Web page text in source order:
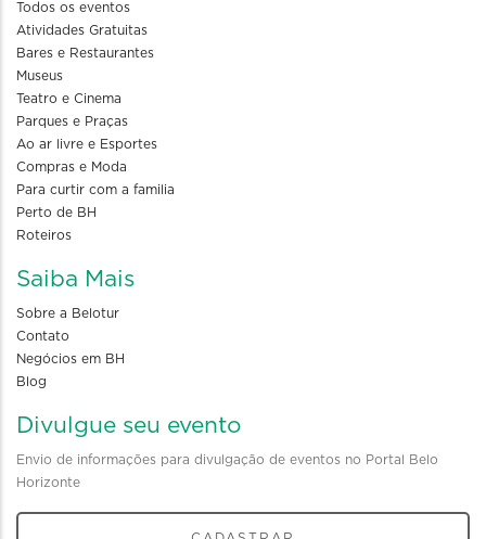
Todos os eventos
Atividades Gratuitas
Bares e Restaurantes
Museus
Teatro e Cinema
Parques e Praças
Ao ar livre e Esportes
Compras e Moda
Para curtir com a familia
Perto de BH
Roteiros
Saiba Mais
Sobre a Belotur
Contato
Negócios em BH
Blog
Divulgue seu evento
Envio de informações para divulgação de eventos no Portal Belo
Horizonte